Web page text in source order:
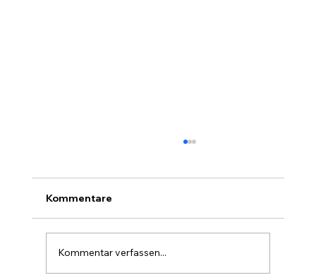
Kommentare
Kommentar verfassen...